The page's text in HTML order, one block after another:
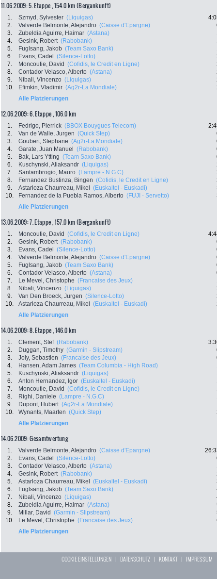
11.06.2009: 5. Etappe , 154.0 km (Bergankunft)
1. Szmyd, Sylvester (Liquigas)
2.
Valverde Belmonte, Alejandro (Caisse d'Epargne)
3.
Zubeldia Aguirre, Haimar (Astana)
4.
Gesink, Robert (Rabobank)
5.
Fuglsang, Jakob (Team Saxo Bank)
6.
Evans, Cadel (Silence-Lotto)
7.
Moncoutie, David (Cofidis, le Credit en Ligne)
8.
Contador Velasco, Alberto (Astana)
9.
Nibali, Vincenzo (Liquigas)
10.
Efimkin, Vladimir (Ag2r-La Mondiale)
Alle Platzierungen
12.06.2009: 6. Etappe , 106.0 km
1. Fedrigo, Pierrick (BBOX Bouygues Telecom)
2.
Van de Walle, Jurgen (Quick Step)
3.
Goubert, Stephane (Ag2r-La Mondiale)
4.
Garate, Juan Manuel (Rabobank)
5.
Bak, Lars Ytting (Team Saxo Bank)
6.
Kuschynski, Aliaksandr (Liquigas)
7.
Santambrogio, Mauro (Lampre - N.G.C)
8.
Fernandez Bustinza, Bingen (Cofidis, le Credit en Ligne)
9.
Astarloza Chaurreau, Mikel (Euskaltel - Euskadi)
10.
Fernandez de la Puebla Ramos, Alberto (FUJI - Servetto)
Alle Platzierungen
13.06.2009: 7. Etappe , 157.0 km (Bergankunft)
1. Moncoutie, David (Cofidis, le Credit en Ligne)
2.
Gesink, Robert (Rabobank)
3.
Evans, Cadel (Silence-Lotto)
4.
Valverde Belmonte, Alejandro (Caisse d'Epargne)
5.
Fuglsang, Jakob (Team Saxo Bank)
6.
Contador Velasco, Alberto (Astana)
7.
Le Mevel, Christophe (Francaise des Jeux)
8.
Nibali, Vincenzo (Liquigas)
9.
Van Den Broeck, Jurgen (Silence-Lotto)
10.
Astarloza Chaurreau, Mikel (Euskaltel - Euskadi)
Alle Platzierungen
14.06.2009: 8. Etappe , 146.0 km
1. Clement, Stef (Rabobank)
2.
Duggan, Timothy (Garmin - Slipstream)
3.
Joly, Sebastien (Francaise des Jeux)
4.
Hansen, Adam James (Team Columbia - High Road)
5.
Kuschynski, Aliaksandr (Liquigas)
6.
Anton Hernandez, Igor (Euskaltel - Euskadi)
7.
Moncoutie, David (Cofidis, le Credit en Ligne)
8.
Righi, Daniele (Lampre - N.G.C)
9.
Dupont, Hubert (Ag2r-La Mondiale)
10.
Wynants, Maarten (Quick Step)
Alle Platzierungen
14.06.2009: Gesamtwertung
1. Valverde Belmonte, Alejandro (Caisse d'Epargne)
2.
Evans, Cadel (Silence-Lotto)
3.
Contador Velasco, Alberto (Astana)
4.
Gesink, Robert (Rabobank)
5.
Astarloza Chaurreau, Mikel (Euskaltel - Euskadi)
6.
Fuglsang, Jakob (Team Saxo Bank)
7.
Nibali, Vincenzo (Liquigas)
8.
Zubeldia Aguirre, Haimar (Astana)
9.
Millar, David (Garmin - Slipstream)
10.
Le Mevel, Christophe (Francaise des Jeux)
Alle Platzierungen
COOKIE EINSTELLUNGEN | DATENSCHUTZ | KONTAKT| IMPRESSUM